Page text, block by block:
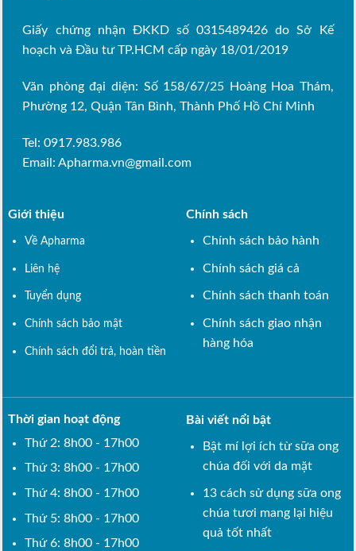
Giấy chứng nhận ĐKKD số 0315489426 do Sở Kế
hoạch và Đầu tư TP.HCM cấp ngày 18/01/2019
Văn phòng đại diện: Số 158/67/25 Hoàng Hoa Thám,
Phường 12, Quận Tân Bình, Thành Phố Hồ Chí Minh
Tel: 0917.983.986
Email:Apharma.vn@gmail.com
Giới thiệu
Về Apharma
Liên hệ
Tuyển dụng
Chính sách bảo mật
Chính sách đổi trả, hoàn tiền
Chính sách
Chính sách bảo hành
Chính sách giá cả
Chính sách thanh toán
Chính sách giao nhận
hàng hóa
Thời gian hoạt động
Thứ 2: 8h00 - 17h00
Thứ 3: 8h00 - 17h00
Thứ 4: 8h00 - 17h00
Thứ 5: 8h00 - 17h00
Thứ 6: 8h00 - 17h00
Bài viết nổi bật
Bật mí lợi ích từ sữa ong
chúa đối với da mặt
13 cách sử dụng sữa ong
chúa tươi mang lại hiệu
quả tốt nhất